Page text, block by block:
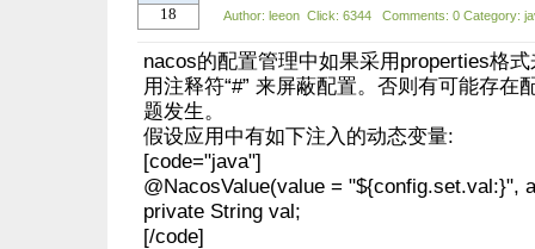
18 Author: leeon Click: 6344 Comments: 0 Category:
nacos的配置管理中如果采用properties格
用注释符“#” 来屏蔽配置。否则有可能存在
题发生。
假设应用中有如下注入的动态变量:
[code="java"]
@NacosValue(value = "${config.set.val:}",
private String val;
[/code]